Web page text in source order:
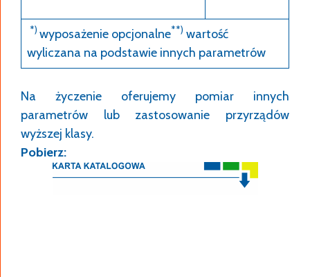
*) wyposażenie opcjonalne**) wartość
wyliczana na podstawie innych parametrów
Na życzenie oferujemy pomiar innych
parametrów lub zastosowanie przyrządów
wyższej klasy.
Pobierz: